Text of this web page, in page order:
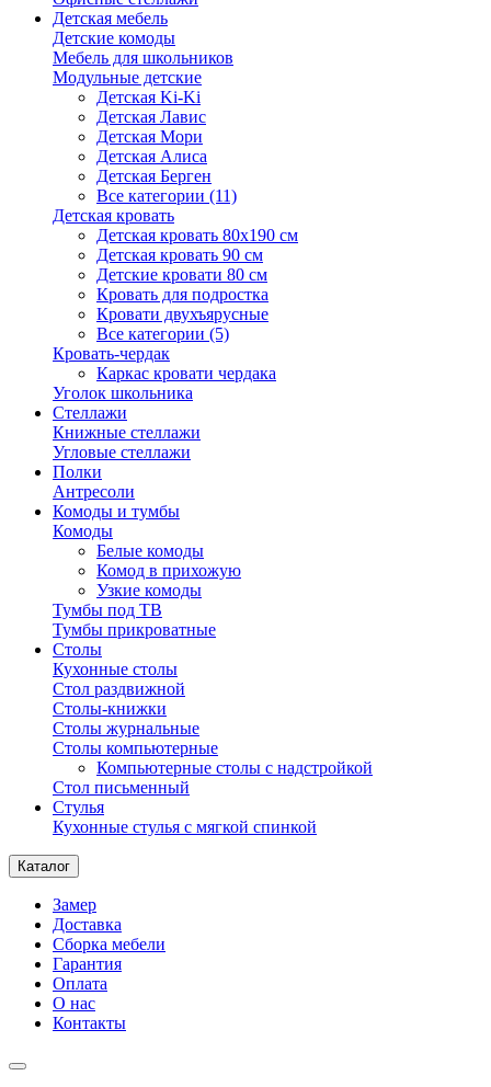
Детская мебель
Детские комоды
Мебель для школьников
Модульные детские
Детская Ki-Ki
Детская Лавис
Детская Мори
Детская Алиса
Детская Берген
Все категории (11)
Детская кровать
Детская кровать 80х190 см
Детская кровать 90 см
Детские кровати 80 см
Кровать для подростка
Кровати двухъярусные
Все категории (5)
Кровать-чердак
Каркас кровати чердака
Уголок школьника
Стеллажи
Книжные стеллажи
Угловые стеллажи
Полки
Антресоли
Комоды и тумбы
Комоды
Белые комоды
Комод в прихожую
Узкие комоды
Тумбы под ТВ
Тумбы прикроватные
Столы
Кухонные столы
Стол раздвижной
Столы-книжки
Столы журнальные
Столы компьютерные
Компьютерные столы с надстройкой
Стол письменный
Стулья
Кухонные стулья с мягкой спинкой
Каталог
Замер
Доставка
Сборка мебели
Гарантия
Оплата
О нас
Контакты